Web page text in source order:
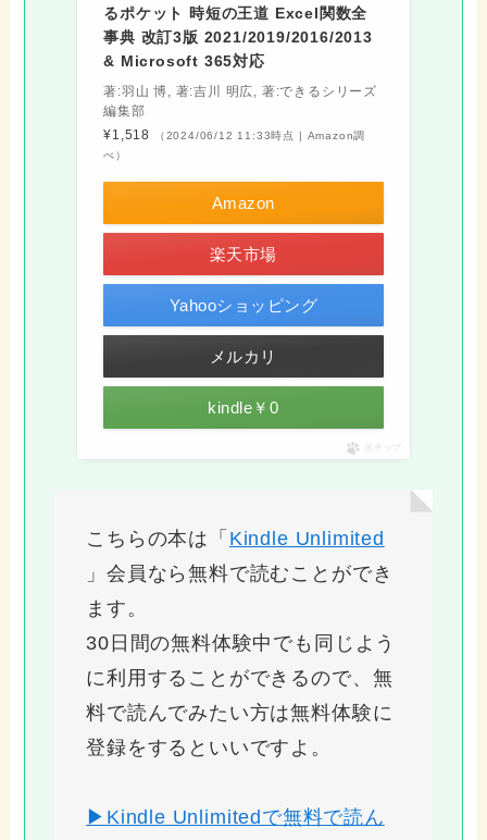
るポケット 時短の王道 Excel関数全
事典 改訂3版 2021/2019/2016/2013
& Microsoft 365対応
著:羽山 博, 著:吉川 明広, 著:できるシリーズ
編集部
¥1,518
（2024/06/12 11:33時点 | Amazon調
べ）
Amazon
楽天市場
Yahooショッピング
メルカリ
kindle￥0
ポチップ
こちらの本は「 Kindle Unlimited
」会員なら無料で読むことができ
ます。
30日間の無料体験中でも同じよう
に利用することができるので、無
料で読んでみたい方は無料体験に
登録をするといいですよ。
▶Kindle Unlimitedで無料で読ん